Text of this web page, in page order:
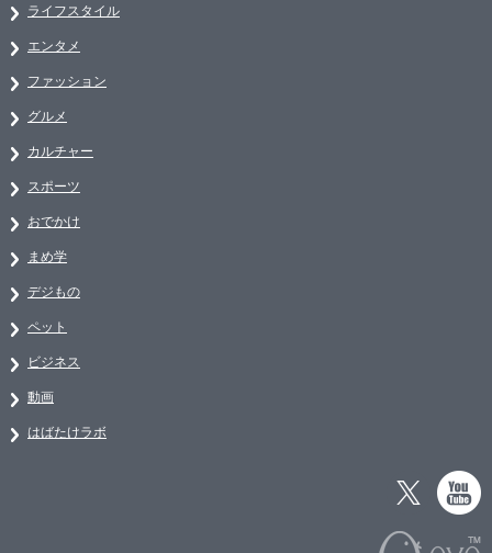
ライフスタイル
エンタメ
ファッション
グルメ
カルチャー
スポーツ
おでかけ
まめ学
デジもの
ペット
ビジネス
動画
はばたけラボ